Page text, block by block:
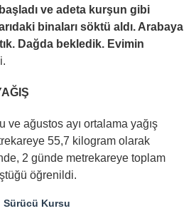
ve adeta kurşun gibi
binaları söktü aldı. Arabaya
Dağda bekledik. Evimin
ve ağustos ayı ortalama yağış
55,7 kilogram olarak
2 günde metrekareye toplam
öğrenildi.
Sürücü Kursu